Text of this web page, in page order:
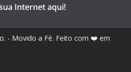
Internet aqui!
. - Movido a Fé. Feito com ❤️ em